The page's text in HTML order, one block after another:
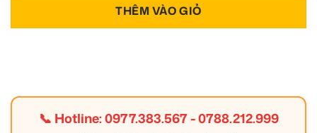
THÊM VÀO GIỎ
📞 Hotline:0977.383.567-0788.212.999